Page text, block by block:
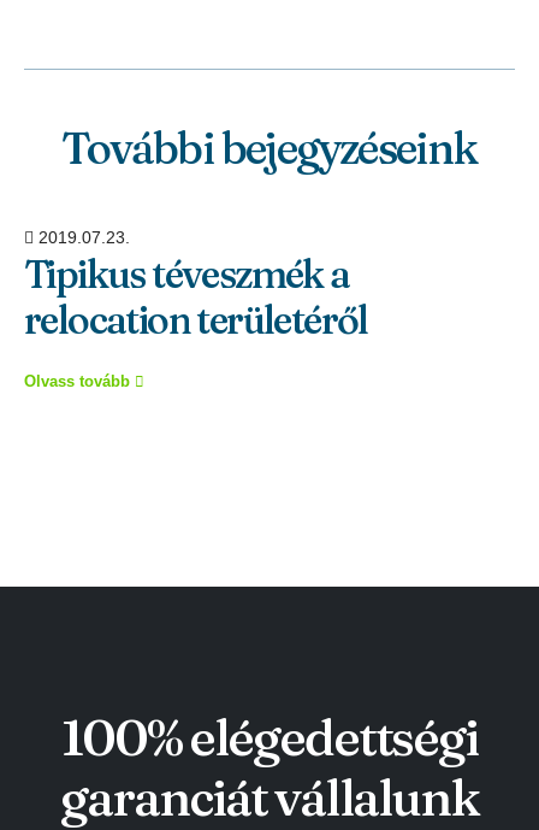
További bejegyzéseink
2019.07.23.
Tipikus téveszmék a
relocation területéről
Olvass tovább
100% elégedettségi
garanciát vállalunk